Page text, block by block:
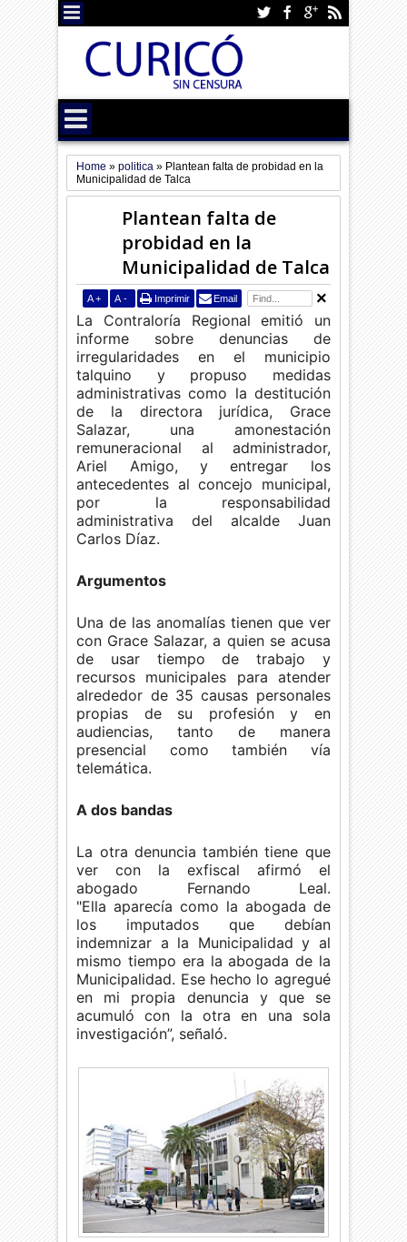
Home »politica » Plantean falta de probidad en la
Municipalidad de Talca
Plantean falta de
probidad en la
Municipalidad de Talca
A + A - Imprimir Email
La Contraloría Regional emitió un
informe sobre denuncias de
irregularidades en el municipio
talquino y propuso medidas
administrativas como la destitución
de la directora jurídica, Grace
Salazar, una amonestación
remuneracional al administrador,
Ariel Amigo, y entregar los
antecedentes al concejo municipal,
por la responsabilidad
administrativa del alcalde Juan
Carlos Díaz.
Argumentos
Una de las anomalías tienen que ver
con Grace Salazar, a quien se acusa
de usar tiempo de trabajo y
recursos municipales para atender
alrededor de 35 causas personales
propias de su profesión y en
audiencias, tanto de manera
presencial como también vía
telemática.
A dos bandas
La otra denuncia también tiene que
ver con la exfiscal afirmó el
abogado Fernando Leal.
"Ella aparecía como la abogada de
los imputados que debían
indemnizar a la Municipalidad y al
mismo tiempo era la abogada de la
Municipalidad. Ese hecho lo agregué
en mi propia denuncia y que se
acumuló con la otra en una sola
investigación”, señaló.